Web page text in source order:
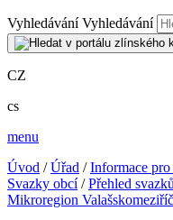
Vyhledávání Vyhledávání
CZ
cs
menu
Úvod /Úřad /Informace pro
Svazky obcí/Přehled
Mikroregion